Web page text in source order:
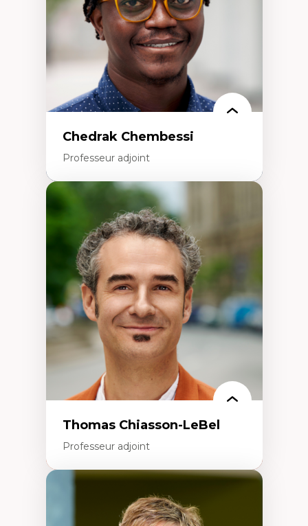
environnement discursif et langage
scientifique
Chedrak Chembessi
Professeur adjoint
Économie circulaire
Modèles d’affaires durables
Histoire des faits économiques
Gestion durable des ressources naturelles
Écologie industrielle
Aménagement durable du territoire
Développement régional
Coopératives
Télétravail en milieu rural francophone
Transition socio-écologique
Thomas Chiasson-LeBel
Professeur adjoint
Théories du développement
Économie politique comparée